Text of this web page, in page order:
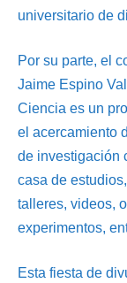
universitario de
Por su parte, el
Jaime Espino
Ciencia es un
el acercamiento
de investigación
casa de
talleres, videos,
experimentos,
Esta fiesta de